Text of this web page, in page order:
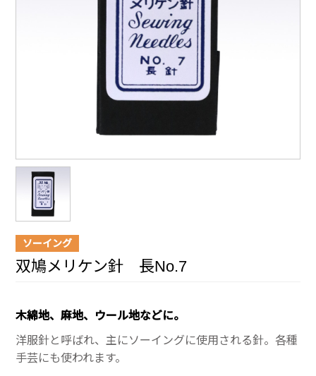
ソーイング
双鳩メリケン針 長No.7
木綿地、麻地、ウール地などに。
洋服針と呼ばれ、主にソーイングに使用される針。各種
手芸にも使われます。